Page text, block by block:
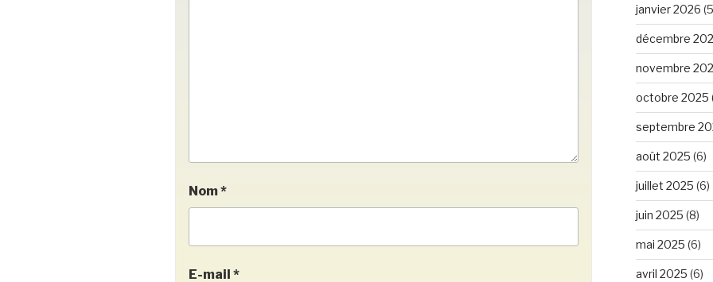
Nom*
E-mail *
janvier 2026
décembre
novembre
octobre 2025
septembre
août 2025 (6)
juillet 2025 (6)
juin 2025 (8)
mai 2025 (6)
avril 2025 (6)